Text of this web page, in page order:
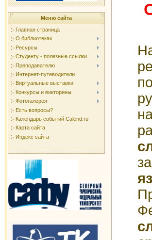
Меню сайта
Главная страница
О библиотеках
Ресурсы
Студенту - полезные ссылки
Преподавателю
Интернет-путеводители
Виртуальные выставки
Конкурсы и викторины
Фотогалерея
Есть вопросы?
Календарь событий Calend.ru
Карта сайта
Индекс сайта